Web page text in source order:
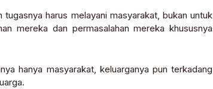
harus melayani masyarakat, bukan untuk
mereka dan permasalahan mereka khususnya
hanya masyarakat, keluarganya pun terkadang